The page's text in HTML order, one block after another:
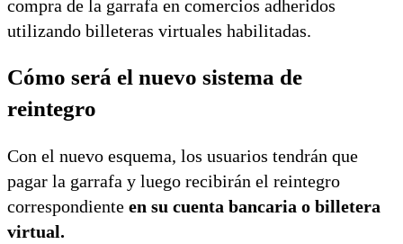
compra de la garrafa en comercios adheridos
utilizando billeteras virtuales habilitadas.
Cómo será el nuevo sistema de
reintegro
Con el nuevo esquema, los usuarios tendrán que
pagar la garrafa y luego recibirán el reintegro
correspondiente en su cuenta bancaria o billetera
virtual.